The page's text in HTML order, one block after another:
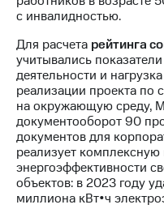
Личный
кабинет
акционера
Акционерный
капитал
Контроль
и
аудит
Рынок
акций
Описание
Программа
приобретения
с инвалидностью.
Для расчета рейтинга
учитывались
деятельности и
реализации проекта по
на окружающую среду,
документооборот 90
документов для
реализует
энергоэффективности
объектов: в 2023 году
миллиона кВт•ч